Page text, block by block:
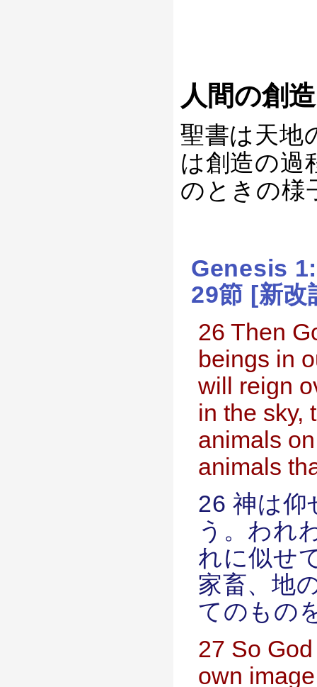
人間の創造
聖書は天地
は創造の過
のときの様
Genesis
29節 [新改
26 Then
beings in
will reign
in the sky,
animals
animals
26 神は仰
う。われ
れに似せ
家畜、地
てのもの
27 So
own